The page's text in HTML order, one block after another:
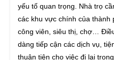
yếu tố quan trọng. Nhà trọ
các khu vực chính của
công viên, siêu thị, chợ…
dàng tiếp cận các dịch vụ,
thuận tiện cho việc đi lại